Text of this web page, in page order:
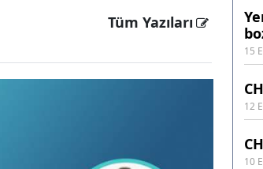
Tüm Yazıları
15
12
10